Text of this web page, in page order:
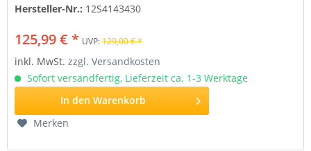
Hersteller-Nr.: 12S4143430
125,99 € * UVP:129,00 € *
inkl. MwSt.zzgl. Versandkosten
Sofort versandfertig, Lieferzeit ca. 1-3 Werktage
In den Warenkorb
Merken